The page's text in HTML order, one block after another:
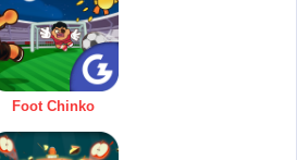
Foot Chinko